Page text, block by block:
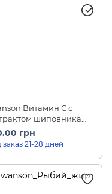
Витамин С с
шиповника
мг Vitamin C with rose
250шт на 250 дней
грн
21-28 дней